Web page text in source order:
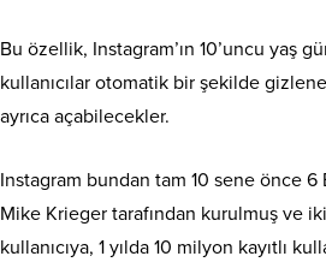
Bu özellik, Instagram’ın 10’uncu yaş
kullanıcılar otomatik bir şekilde
ayrıca açabilecekler.
Instagram bundan tam 10 sene önce 6
Mike Krieger tarafından kurulmuş ve
kullanıcıya, 1 yılda 10 milyon kayıtlı